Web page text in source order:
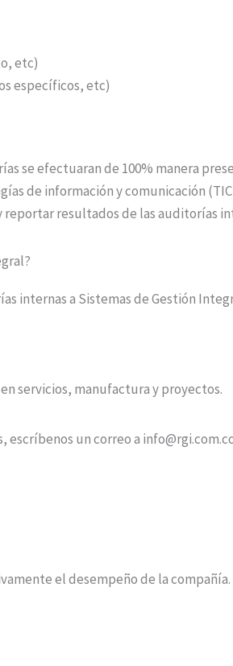
etc)
específicos, etc)
se efectuaran de 100% manera
de información y comunicación
resultados de las auditorías
internas a Sistemas de Gestión
en servicios, manufactura y proyectos.
escríbenos un correo a
el desempeño de la compañía.